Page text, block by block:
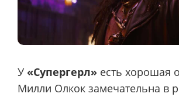
У «Супергерл» есть хорошая
Милли Олкок замечательна в